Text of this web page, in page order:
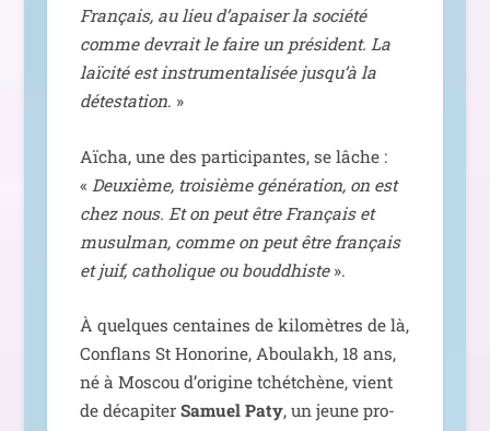
Français, au lieu d’a­pai­ser la socié­té
comme devrait le faire un pré­sident. La
laï­ci­té est ins­tru­men­ta­li­sée jus­qu’à la
détes­ta­tion. »
Aïcha, une des par­ti­ci­pantes, se lâche :
« Deuxième, troi­sième géné­ra­tion, on est
chez nous. Et on peut être Français et
musul­man, comme on peut être fran­çais
et juif, catho­lique ou boud­dhiste».
À quelques cen­taines de kilo­mètres de là,
Conflans St Honorine, Aboulakh, 18 ans,
né à Moscou d’o­ri­gine tchét­chène, vient
de déca­pi­ter Samuel Paty, un jeune pro­